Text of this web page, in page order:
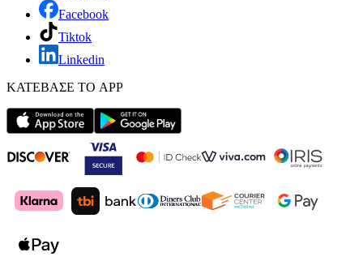
Facebook
Tiktok
Linkedin
ΚΑΤΕΒΑΣΕ ΤΟ APP